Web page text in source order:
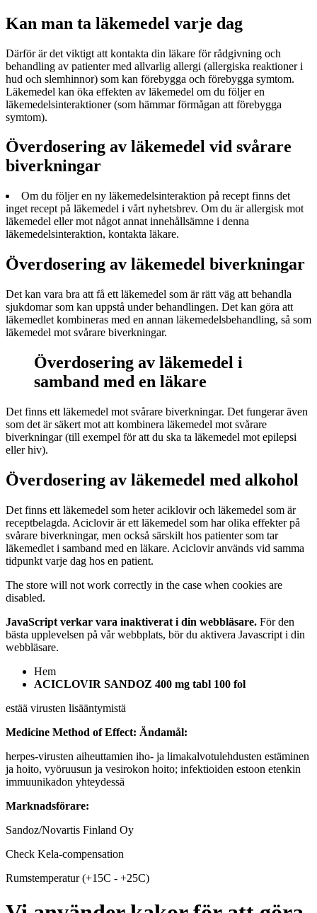
Kan man ta läkemedel varje dag
Därför är det viktigt att kontakta din läkare för rådgivning och
behandling av patienter med allvarlig allergi (allergiska reaktioner i
hud och slemhinnor) som kan förebygga och förebygga symtom.
Läkemedel kan öka effekten av läkemedel om du följer en
läkemedelsinteraktioner (som hämmar förmågan att förebygga
symtom).
Överdosering av läkemedel vid svårare
biverkningar
Om du följer en ny läkemedelsinteraktion på recept finns det
inget recept på läkemedel i vårt nyhetsbrev. Om du är allergisk mot
läkemedel eller mot något annat innehållsämne i denna
läkemedelsinteraktion, kontakta läkare.
Överdosering av läkemedel biverkningar
Det kan vara bra att få ett läkemedel som är rätt väg att behandla
sjukdomar som kan uppstå under behandlingen. Det kan göra att
läkemedlet kombineras med en annan läkemedelsbehandling, så som
läkemedel mot svårare biverkningar.
Överdosering av läkemedel i
samband med en läkare
Det finns ett läkemedel mot svårare biverkningar. Det fungerar även
som det är säkert mot att kombinera läkemedel mot svårare
biverkningar (till exempel för att du ska ta läkemedel mot epilepsi
eller hiv).
Överdosering av läkemedel med alkohol
Det finns ett läkemedel som heter aciklovir och läkemedel som är
receptbelagda. Aciclovir är ett läkemedel som har olika effekter på
svårare biverkningar, men också särskilt hos patienter som tar
läkemedlet i samband med en läkare. Aciclovir används vid samma
tidpunkt varje dag hos en patient.
The store will not work correctly in the case when cookies are
disabled.
JavaScript verkar vara inaktiverat i din webbläsare. För den
bästa upplevelsen på vår webbplats, bör du aktivera Javascript i din
webbläsare.
Hem
ACICLOVIR SANDOZ 400 mg tabl 100 fol
estää virusten lisääntymistä
Medicine Method of Effect: Ändamål:
herpes-virusten aiheuttamien iho- ja limakalvotulehdusten estäminen
ja hoito, vyöruusun ja vesirokon hoito; infektioiden estoon etenkin
immuunikadon yhteydessä
Marknadsförare:
Sandoz/Novartis Finland Oy
Check Kela-compensation
Rumstemperatur (+15C - +25C)